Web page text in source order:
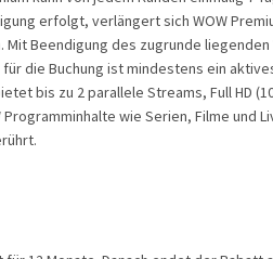
erfolgt, verlängert sich WOW
Beendigung des zugrunde liegenden
die Buchung ist mindestens ein
bis zu 2 parallele Streams, Full HD
wie Serien, Filme und